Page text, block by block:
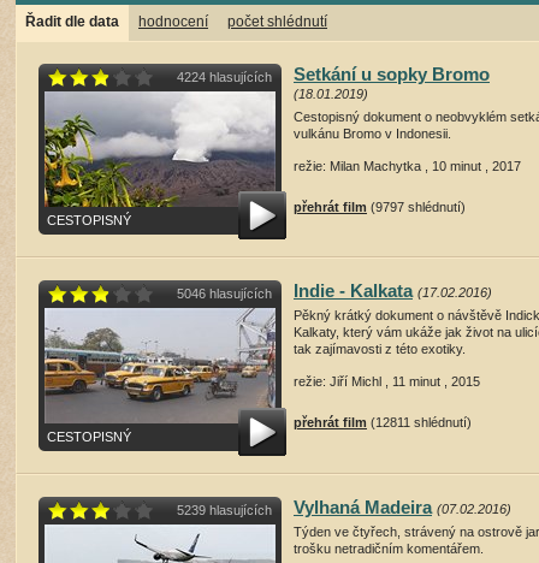
Řadit dle data hodnocení počet shlédnutí
4224 hlasujících
CESTOPISNÝ
Setkání u sopky Bromo
(18.01.2019)
Cestopisný dokument o neobvyklém
vulkánu Bromo v Indonesii.
režie: Milan Machytka , 10 minut , 2017
přehrát film (9797 shlédnutí)
5046 hlasujících
CESTOPISNÝ
Indie - Kalkata (17.02.2016)
Pěkný krátký dokument o návštěvě
Kalkaty, který vám ukáže jak život na
tak zajímavosti z této exotiky.
režie: Jiří Michl , 11 minut , 2015
přehrát film (12811 shlédnutí)
5239 hlasujících Vylhaná Madeira (07.02.2016)
Týden ve čtyřech, strávený na ostrově
trošku netradičním komentářem.